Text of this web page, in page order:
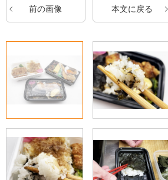
前の画像 本文に戻る